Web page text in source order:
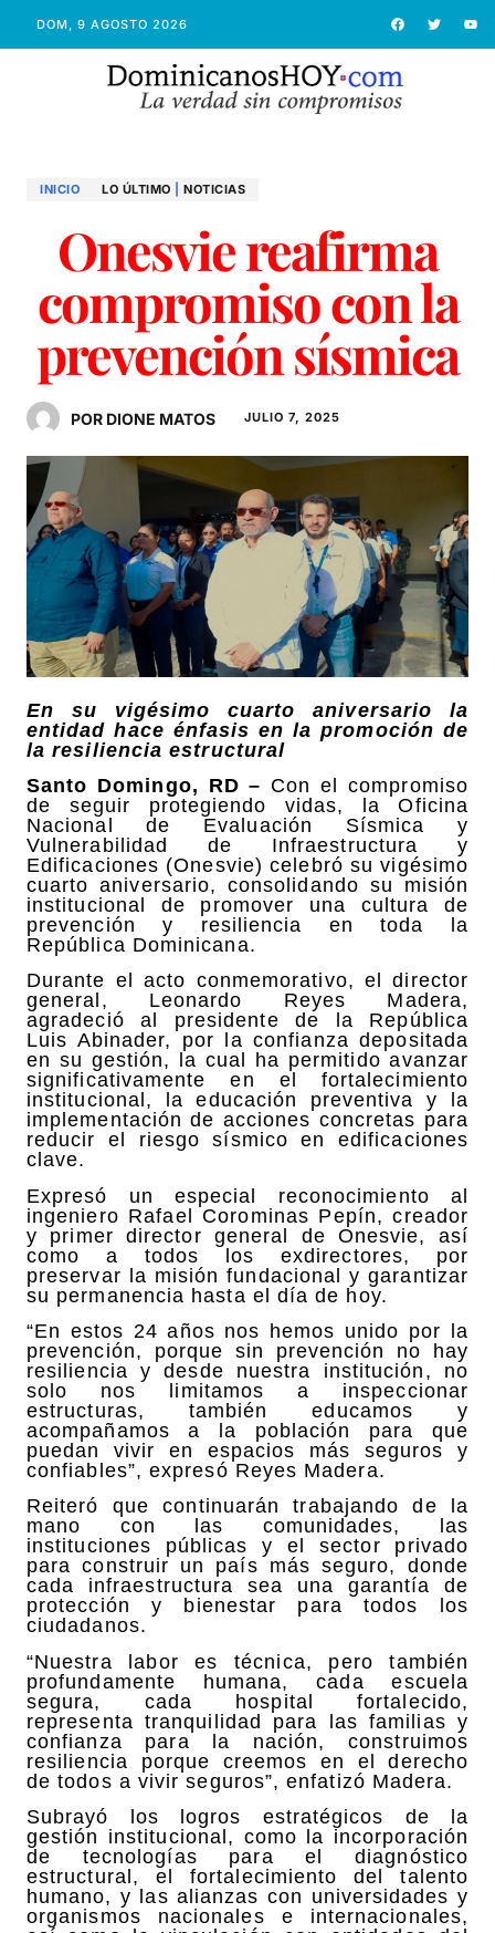
DOM, 9 AGOSTO 2026
INICIO LO ÚLTIMO NOTICIAS
Onesvie reafirma
compromiso con la
prevención sísmica
POR DIONE MATOS JULIO 7, 2025
En su vigésimo cuarto aniversario la
entidad hace énfasis en la promoción de
la resiliencia estructural
Santo Domingo, RD – Con el compromiso
de seguir protegiendo vidas, la Oficina
Nacional de Evaluación Sísmica y
Vulnerabilidad de Infraestructura y
Edificaciones (Onesvie) celebró su vigésimo
cuarto aniversario, consolidando su misión
institucional de promover una cultura de
prevención y resiliencia en toda la
República Dominicana.
Durante el acto conmemorativo, el director
general, Leonardo Reyes Madera,
agradeció al presidente de la República
Luis Abinader, por la confianza depositada
en su gestión, la cual ha permitido avanzar
significativamente en el fortalecimiento
institucional, la educación preventiva y la
implementación de acciones concretas para
reducir el riesgo sísmico en edificaciones
clave.
Expresó un especial reconocimiento al
ingeniero Rafael Corominas Pepín, creador
y primer director general de Onesvie, así
como a todos los exdirectores, por
preservar la misión fundacional y garantizar
su permanencia hasta el día de hoy.
“En estos 24 años nos hemos unido por la
prevención, porque sin prevención no hay
resiliencia y desde nuestra institución, no
solo nos limitamos a inspeccionar
estructuras, también educamos y
acompañamos a la población para que
puedan vivir en espacios más seguros y
confiables”, expresó Reyes Madera.
Reiteró que continuarán trabajando de la
mano con las comunidades, las
instituciones públicas y el sector privado
para construir un país más seguro, donde
cada infraestructura sea una garantía de
protección y bienestar para todos los
ciudadanos.
“Nuestra labor es técnica, pero también
profundamente humana, cada escuela
segura, cada hospital fortalecido,
representa tranquilidad para las familias y
confianza para la nación, construimos
resiliencia porque creemos en el derecho
de todos a vivir seguros”, enfatizó Madera.
Subrayó los logros estratégicos de la
gestión institucional, como la incorporación
de tecnologías para el diagnóstico
estructural, el fortalecimiento del talento
humano, y las alianzas con universidades y
organismos nacionales e internacionales,